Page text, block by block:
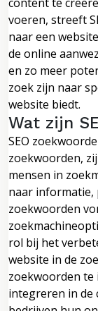
voeren, streeft
naar een
de online
en zo meer
zoek zijn naar
website biedt.
Wat zijn
SEO
zoekwoorden,
mensen in
naar informatie,
zoekwoorden
rol bij het
website in de
zoekwoorden te
integreren in de